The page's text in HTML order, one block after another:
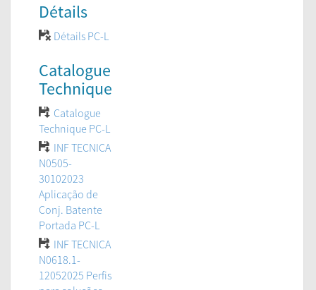
Détails
Détails PC-L
Catalogue
Technique
Catalogue
Technique PC-L
INF TECNICA
N0505-
30102023
Aplicação de
Conj. Batente
Portada PC-L
INF TECNICA
N0618.1-
12052025 Perfis